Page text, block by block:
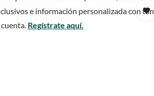
e información personalizada con tan
Regístrate aquí.